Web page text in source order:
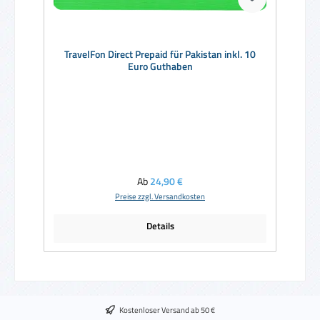
TravelFon Direct Prepaid für Pakistan inkl. 10
Euro Guthaben
Regulärer Preis:
Ab24,90 €
Preise zzgl. Versandkosten
Details
Kostenloser Versand ab 50 €